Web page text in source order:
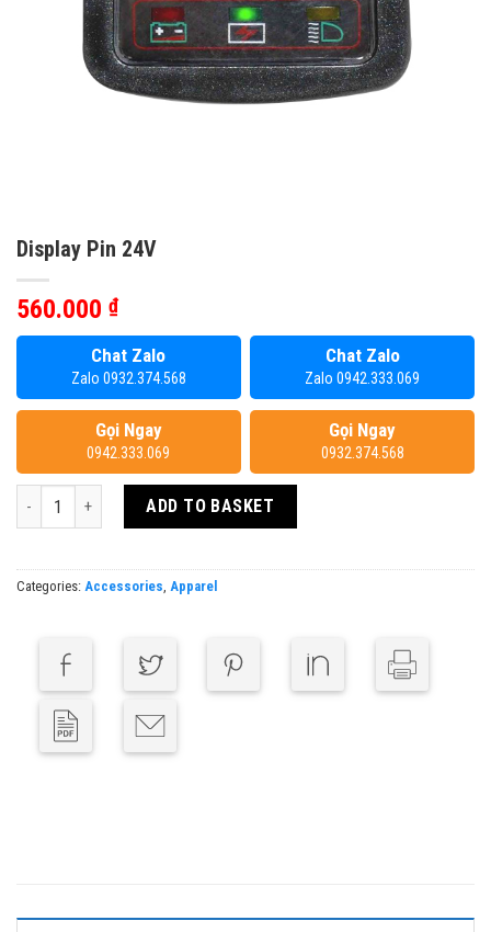
Display Pin 24V
560.000 ₫
Chat Zalo
Zalo 0932.374.568
Chat Zalo
Zalo 0942.333.069
Gọi Ngay
0942.333.069
Gọi Ngay
0932.374.568
Display Pin 24V quantityADD TO BASKET
Categories: Accessories, Apparel